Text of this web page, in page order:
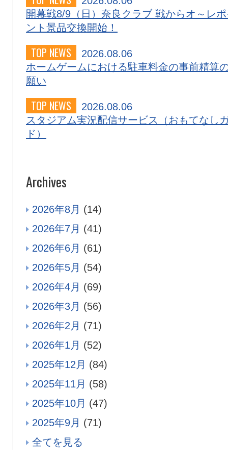
開幕戦8/9（日）奈良クラブ 戦からオ～レ
ント景品交換開始！
TOP NEWS
2026.08.06
ホームゲームにおける駐車料金の事前精算
願い
TOP NEWS
2026.08.06
スタジアム実況配信サービス（おもてなし
ド）
Archives
2026年8月 (14)
2026年7月 (41)
2026年6月 (61)
2026年5月 (54)
2026年4月 (69)
2026年3月 (56)
2026年2月 (71)
2026年1月 (52)
2025年12月 (84)
2025年11月 (58)
2025年10月 (47)
2025年9月 (71)
全てを見る